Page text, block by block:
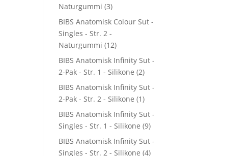
Naturgummi (3)
BIBS Anatomisk Colour Sut -
Singles - Str. 2 -
Naturgummi (12)
BIBS Anatomisk Infinity Sut -
2-Pak - Str. 1 - Silikone (2)
BIBS Anatomisk Infinity Sut -
2-Pak - Str. 2 - Silikone (1)
BIBS Anatomisk Infinity Sut -
Singles - Str. 1 - Silikone (9)
BIBS Anatomisk Infinity Sut -
Singles - Str. 2 - Silikone (4)